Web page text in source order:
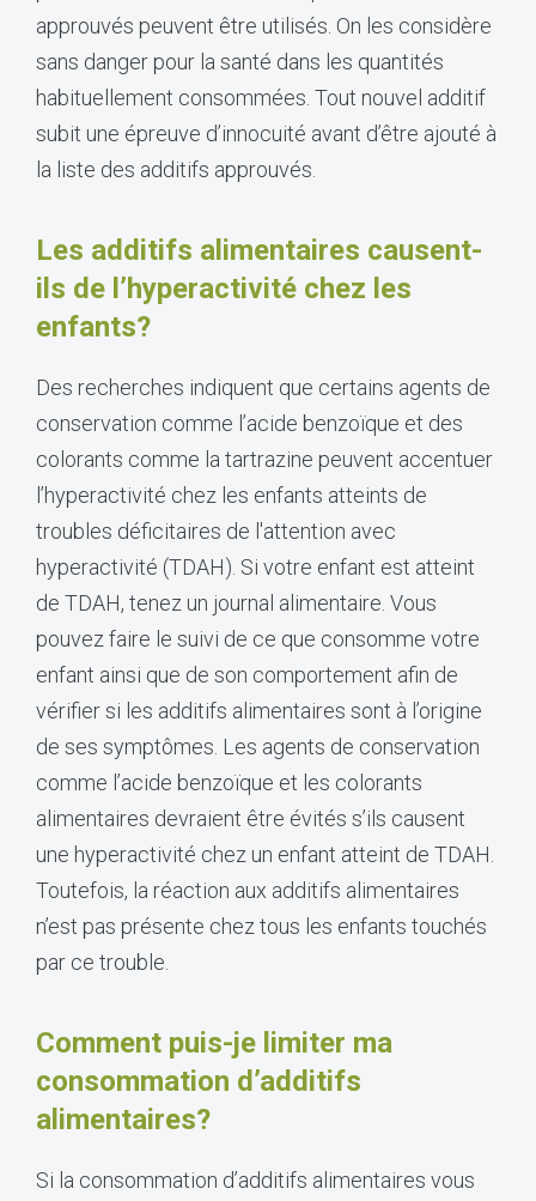
approuvés peuvent être utilisés. On les considère
sans danger pour la santé dans les quantités
habituellement consommées. Tout nouvel additif
subit une épreuve d’innocuité avant d’être ajouté à
la liste des additifs approuvés.
Les additifs alimentaires causent-
ils de l’hyperactivité chez les
enfants?
Des recherches indiquent que certains agents de
conservation comme l’acide benzoïque et des
colorants comme la tartrazine peuvent accentuer
l’hyperactivité chez les enfants atteints de
troubles déficitaires de l'attention avec
hyperactivité (TDAH). Si votre enfant est atteint
de TDAH, tenez un journal alimentaire. Vous
pouvez faire le suivi de ce que consomme votre
enfant ainsi que de son comportement afin de
vérifier si les additifs alimentaires sont à l’origine
de ses symptômes. Les agents de conservation
comme l’acide benzoïque et les colorants
alimentaires devraient être évités s’ils causent
une hyperactivité chez un enfant atteint de TDAH.
Toutefois, la réaction aux additifs alimentaires
n’est pas présente chez tous les enfants touchés
par ce trouble.
Comment puis-je limiter ma
consommation d’additifs
alimentaires?
Si la consommation d’additifs alimentaires vous